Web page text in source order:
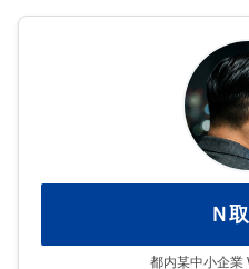
Ｎ
都内某中小企業